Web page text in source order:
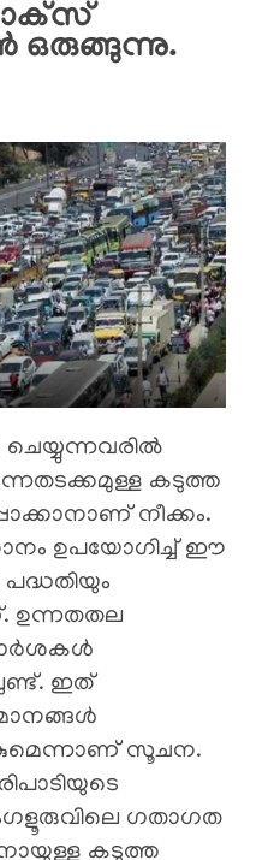
ഒരുങ്ങുന്നു.
ചെയ്യുന്നവരിൽ
കടുത്ത
നീക്കം.
ഉപയോഗിച്ച് ഈ
ഉന്നതതല
ഇത്
സൂചന.
ഗതാഗത
കടുത്ത